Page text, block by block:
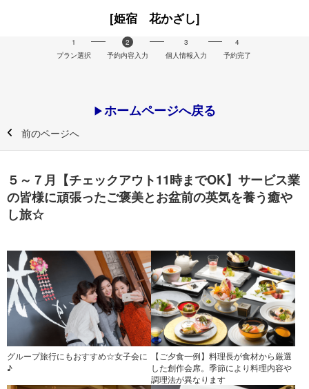
[姫宿 花かざし]
1
プラン選択
2
予約内容入力
3
個人情報入力
4
予約完了
▶ホームページへ戻る
前のページへ
５～７月【チェックアウト11時までOK】サービス業
の皆様に頑張ったご褒美とお盆前の英気を養う癒や
し旅☆
グループ旅行にもおすすめ☆女子会に
♪
【ご夕食一例】料理長が食材から厳選
した創作会席。季節により料理内容や
調理法が異なります